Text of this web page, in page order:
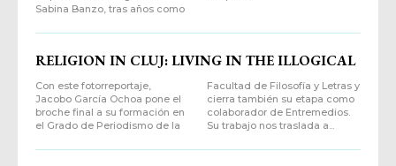
Sabina Banzo, tras años como
RELIGION IN CLUJ: LIVING IN THE ILLOGICAL
Con este fotorreportaje,
Jacobo García Ochoa pone el
broche final a su formación en
el Grado de Periodismo de la
Facultad de Filosofía y Letras y
cierra también su etapa como
colaborador de Entremedios.
Su trabajo nos traslada a...